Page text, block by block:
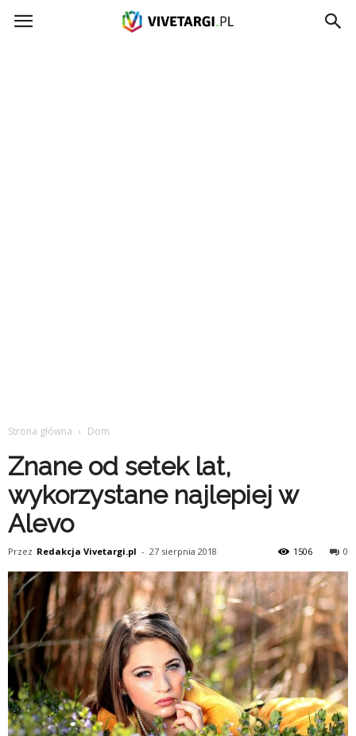
Vivetargi.pl
Strona główna Dom
Znane od setek lat,
wykorzystane najlepiej w
Alevo
Przez Redakcja Vivetargi.pl - 27 sierpnia 2018 0
1506